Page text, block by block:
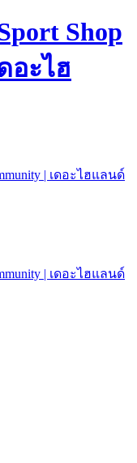
Shop
อะไฮ